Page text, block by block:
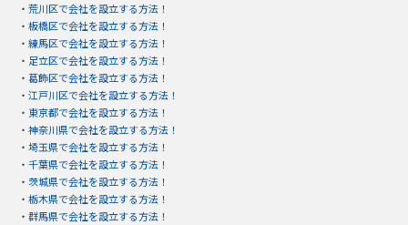
・ 荒川区で会社を設立する方法！
・ 板橋区で会社を設立する方法！
・ 練馬区で会社を設立する方法！
・ 足立区で会社を設立する方法！
・ 葛飾区で会社を設立する方法！
・ 江戸川区で会社を設立する方法！
・ 東京都で会社を設立する方法！
・ 神奈川県で会社を設立する方法！
・ 埼玉県で会社を設立する方法！
・ 千葉県で会社を設立する方法！
・ 茨城県で会社を設立する方法！
・ 栃木県で会社を設立する方法！
・ 群馬県で会社を設立する方法！